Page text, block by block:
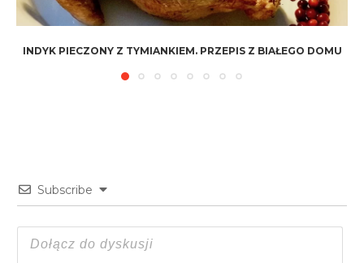
INDYK PIECZONY Z TYMIANKIEM. PRZEPIS Z BIAŁEGO DOMU
Subscribe